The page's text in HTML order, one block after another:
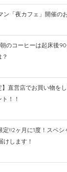
ン「夜カフェ」開催の
朝のコーヒーは起床後
】直営店でお買い物を
！！
定!!2ヶ月に1度！スペ
けします！